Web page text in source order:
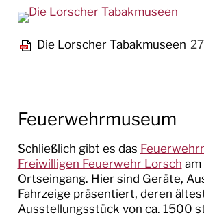
Die Lorscher Tabakmuseen
Feuerwehrmuseum
Schließlich gibt es das
Freiwilligen Feuerwehr Lorsch
Ortseingang. Hier sind Geräte,
Fahrzeige präsentiert, deren
Ausstellungsstück von ca. 1500